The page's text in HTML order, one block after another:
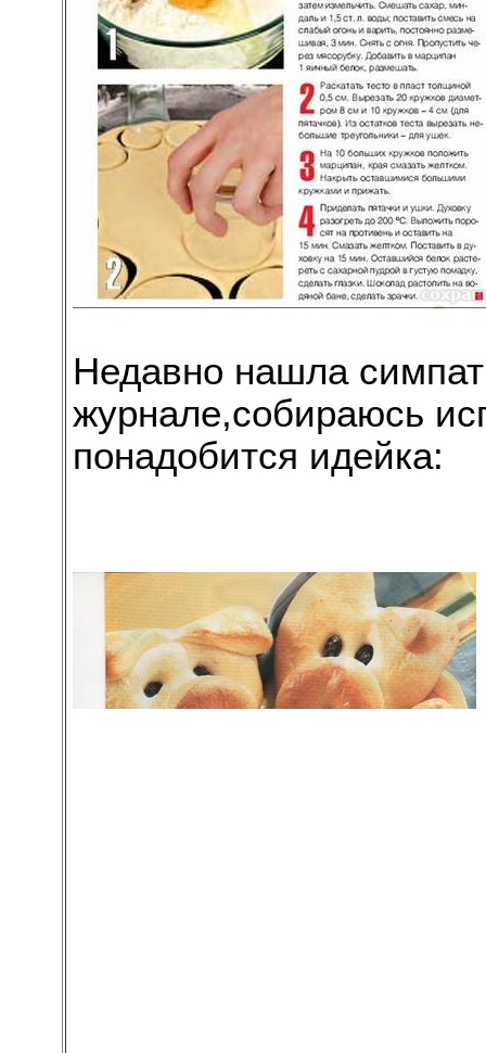
Недавно нашла
журнале,собираюсь
понадобится идейка: